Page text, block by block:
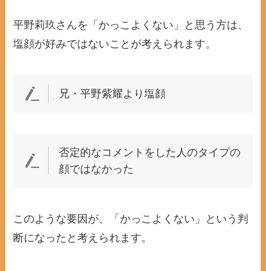
平野莉玖さんを「かっこよくない」と思う方は、
塩顔が好みではないことが考えられます。
兄・平野紫耀より塩顔
否定的なコメントをした人のタイプの
顔ではなかった
このような要因が、「かっこよくない」という判
断になったと考えられます。